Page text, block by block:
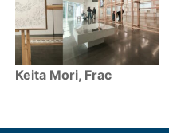
Keita Mori, Frac